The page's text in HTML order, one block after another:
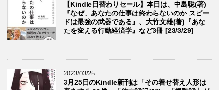
【Kindle日替わりセール】本日は、中島聡(著)
『なぜ、あなたの仕事は終わらないのか スピー
ドは最強の武器である』、大竹文雄(著)『あな
たを変える行動経済学』など3冊 [23/3/29]
2023/03/25
3月25日のKindle新刊は「その着せ替え人形は